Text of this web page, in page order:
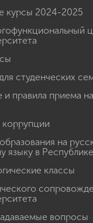
курсы 2024-2025
студенческих
правила приема
на
языку в
классы
вопросы